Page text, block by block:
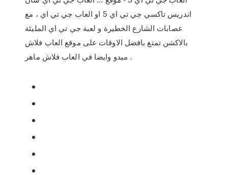
اندريس تاكسي جي تي اي 5 او العاب جي تي اي ، مع
عصابات الشارع الخطيرة و لعبة جي تي اي المليئة
بالاكشن تمتع بافضل الاوقات على موقع العاب فلاش
ميدو وايضا في العاب فلاش ماهر .